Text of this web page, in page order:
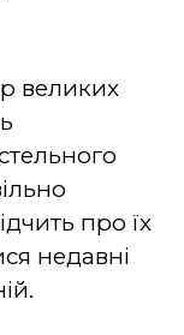
великих
про їх
недавні